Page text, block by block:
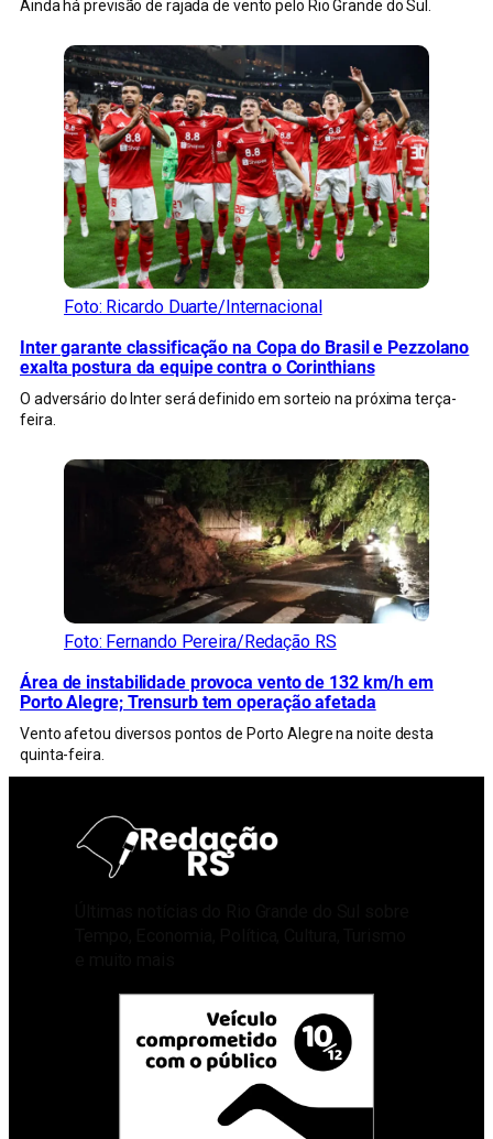
Ainda há previsão de rajada de vento pelo Rio Grande do Sul.
Foto: Ricardo Duarte/Internacional
Inter garante classificação na Copa do Brasil e Pezzolano
exalta postura da equipe contra o Corinthians
O adversário do Inter será definido em sorteio na próxima terça-
feira.
Foto: Fernando Pereira/Redação RS
Área de instabilidade provoca vento de 132 km/h em
Porto Alegre; Trensurb tem operação afetada
Vento afetou diversos pontos de Porto Alegre na noite desta
quinta-feira.